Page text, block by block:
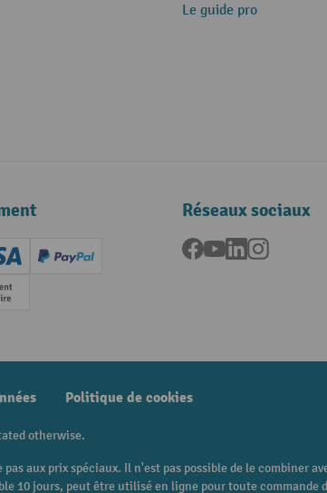
Le guide pro
(Visa)
PayPal
anticipé
Réseaux sociaux
Facebook
YouTubeLinkedInInstagram
Politique de cookies
otherwise.
aux prix spéciaux. Il n'est pas possible de le combiner
10 jours, peut être utilisé en ligne pour toute